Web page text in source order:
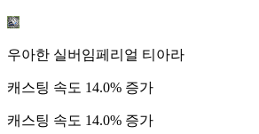
우아한 실버임페리얼 티아라
캐스팅 속도 14.0% 증가
캐스팅 속도 14.0% 증가